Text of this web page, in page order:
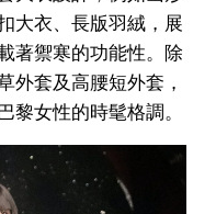
大衣、長版羽絨，展
著禦寒的功能性。除
外套及高腰短外套，
黎女性的時髦格調。